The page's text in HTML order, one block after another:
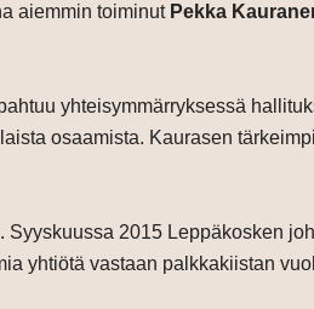
aiemmin toiminut Pekka
yhteisymmärryksessä
osaamista. Kaurasen
2015 Leppäkosken
yhtiötä vastaan palkkakiistan